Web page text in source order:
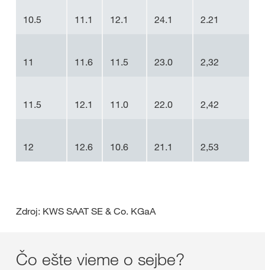
10.5 11.1 12.1 24.1 2.21
11 11.6 11.5 23.0 2,32
11.5 12.1 11.0 22.0 2,42
12 12.6 10.6 21.1 2,53
Zdroj: KWS SAAT SE & Co. KGaA
Čo ešte vieme o sejbe?